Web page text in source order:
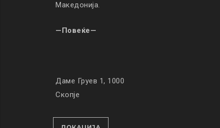
Македонија.
—Повеќе—
Даме Груев 1, 1000
Скопје